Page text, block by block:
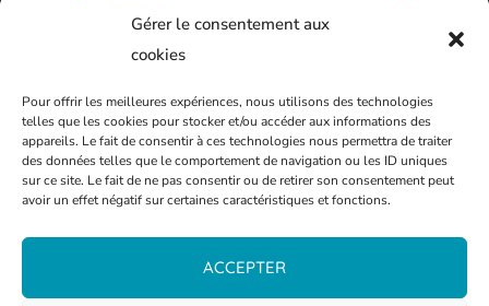
Gérer le consentement aux
cookies
Pour offrir les meilleures expériences, nous utilisons des technologies
telles que les cookies pour stocker et/ou accéder aux informations des
appareils. Le fait de consentir à ces technologies nous permettra de traiter
des données telles que le comportement de navigation ou les ID uniques
sur ce site. Le fait de ne pas consentir ou de retirer son consentement peut
avoir un effet négatif sur certaines caractéristiques et fonctions.
ACCEPTER